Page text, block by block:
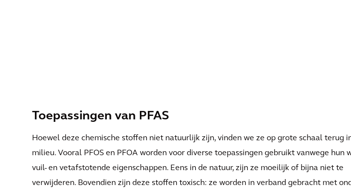
Toepassingen van PFAS
Hoewel deze chemische stoffen niet natuurlijk zijn, vinden we ze op grote schaal terug
milieu. Vooral PFOS en PFOA worden voor diverse toepassingen gebruikt vanwege hun
vuil- en vetafstotende eigenschappen. Eens in de natuur, zijn ze moeilijk of bijna niet te
verwijderen. Bovendien zijn deze stoffen toxisch: ze worden in verband gebracht met